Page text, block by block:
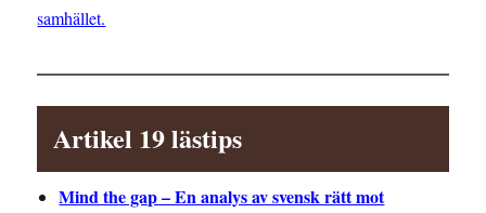
samhället.
Artikel 19 lästips
Mind the gap – En analys av svensk rätt mot